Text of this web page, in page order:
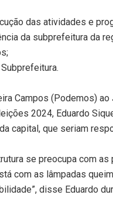
das atividades e
da subprefeitura da
Campos (Podemos) ao
2024, Eduardo
capital, que seriam
se preocupa com
com as lâmpadas
disse Eduardo